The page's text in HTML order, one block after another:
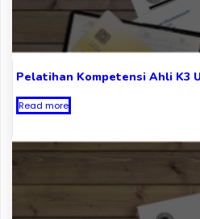
Pelatihan Kompetensi Ahli K3
Read more